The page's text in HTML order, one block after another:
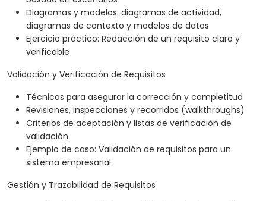
Diagramas y modelos: diagramas de actividad,
diagramas de contexto y modelos de datos
Ejercicio práctico: Redacción de un requisito claro y
verificable
Validación y Verificación de Requisitos
Técnicas para asegurar la corrección y completitud
Revisiones, inspecciones y recorridos (walkthroughs)
Criterios de aceptación y listas de verificación de
validación
Ejemplo de caso: Validación de requisitos para un
sistema empresarial
Gestión y Trazabilidad de Requisitos